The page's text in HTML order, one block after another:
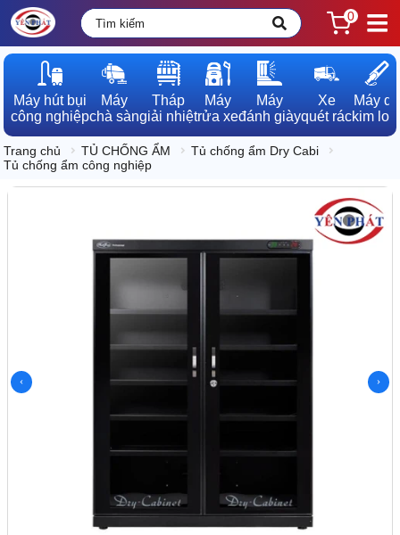
0
Máy hút bụi
công nghiệp
Máy
chà sàn
Tháp
giải nhiệt
Máy
rửa xe
Máy
đánh giày
Xe
quét rác
Máy dò
kim loại
Trang chủ TỦ CHỐNG ẨM
Tủ chống ẩm Dry Cabi
Tủ chống ẩm công nghiệp